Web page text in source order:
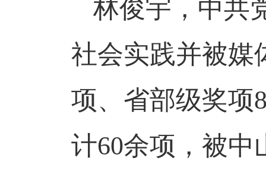
林俊宇，中共
社会实践并被媒
项、省部级奖项
计60余项 ， 被中